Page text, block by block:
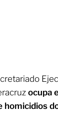
ocupa
homicidios